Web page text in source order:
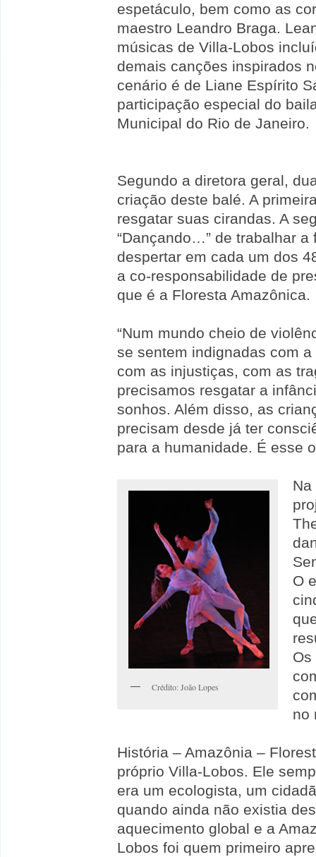
espetáculo, bem como as
maestro Leandro Braga.
músicas de Villa-Lobos
demais canções inspirados
cenário é de Liane Espírito
participação especial do
Municipal do Rio de Janeiro.
Segundo a diretora geral,
criação deste balé. A
resgatar suas cirandas. A
“Dançando…” de trabalhar
despertar em cada um dos
a co-responsabilidade de
que é a Floresta Amazônica.
“Num mundo cheio de
se sentem indignadas com
com as injustiças, com as
precisamos resgatar a
sonhos. Além disso, as
precisam desde já ter
para a humanidade. É esse
Crédito: João Lopes
Na
O
Os
no
História – Amazônia –
próprio Villa-Lobos. Ele
era um ecologista, um
quando ainda não existia
aquecimento global e a
Lobos foi quem primeiro